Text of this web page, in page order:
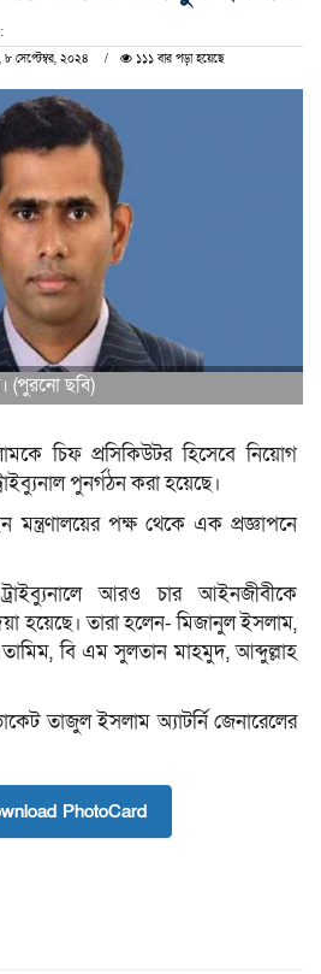
সেপ্টেম্বর, ২০২৪ ১১১ বার পড়া হয়েছে
(পুরনো ছবি)
চিফ প্রসিকিউটর হিসেবে নিয়োগ
পুনর্গঠন করা হয়েছে।
মন্ত্রণালয়ের পক্ষ থেকে এক প্রজ্ঞাপনে
আরও চার আইনজীবীকে
হয়েছে। তারা হলেন- মিজানুল ইসলাম,
বি এম সুলতান মাহমুদ, আব্দুল্লাহ
তাজুল ইসলাম অ্যাটর্নি জেনারেলের
PhotoCard